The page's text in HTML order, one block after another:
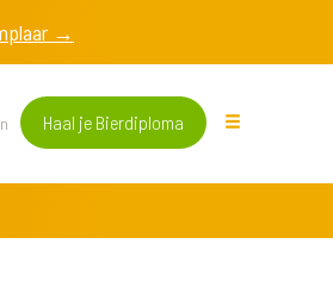
→
Haal je Bierdiploma